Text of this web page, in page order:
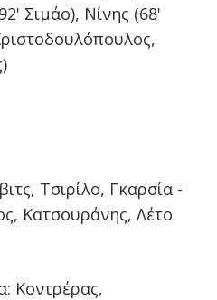
Σιμάο), Νίνης (68'
Τσιρίλο, Γκαρσία -
Κατσουράνης, Λέτο
Κοντρέρας,